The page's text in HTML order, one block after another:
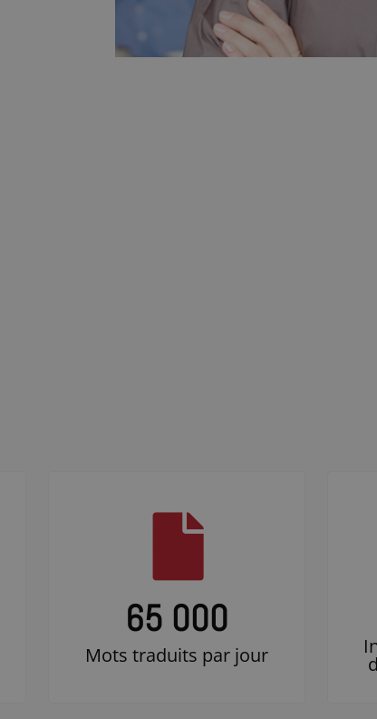
65 000
Mots traduits par jour